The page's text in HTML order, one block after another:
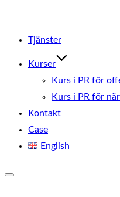
innehållTjänster
Kurser
Kurs i PR för
Kurs i PR för
Kontakt
Case
English